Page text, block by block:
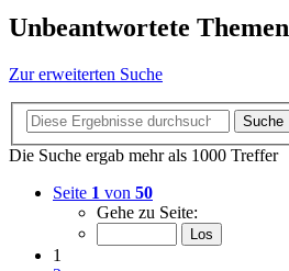
Unbeantwortete Themen
Zur erweiterten Suche
Suche
Die Suche ergab mehr als 1000 Treffer
Seite 1 von 50
Gehe zu Seite:
1